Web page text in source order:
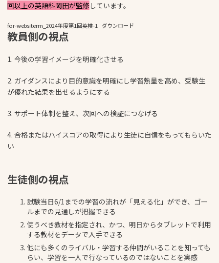
回以上の英語科岡田が監修しています。
for-websiterm_2024年度第1回英検-1 ダウンロード
教員側の視点
1. 今後の学習イメージを明確化させる
2. ガイダンスにより目的意識を明確にし学習熱量を高め、受験生
が優れた結果を出せるようにする
3. サポート体制を整え、次回への検証につなげる
4. 合格またはハイスコアの取得により生徒に自信をもってもらいた
い
生徒側の視点
試験当日6/1までの学習の流れが「見える化」ができ、ゴー
ルまでの見通しが把握できる
使うべき教材を指定され、かつ、明日からタブレットで利用
する教材をデータで入手できる
他にも多くのライバル・学習する仲間がいることを知っても
らい、学習を一人で行なっているのではないことを実感